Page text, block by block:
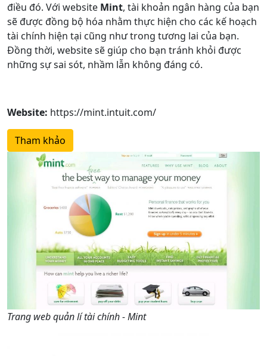
điều đó. Với website Mint, tài khoản ngân hàng của bạn
sẽ được đồng bộ hóa nhằm thực hiện cho các kế hoạch
tài chính hiện tại cũng như trong tương lai của bạn.
Đồng thời, website sẽ giúp cho bạn tránh khỏi được
những sự sai sót, nhầm lẫn không đáng có.
Website: https://mint.intuit.com/
Tham khảo
Trang web quản lí tài chính - Mint